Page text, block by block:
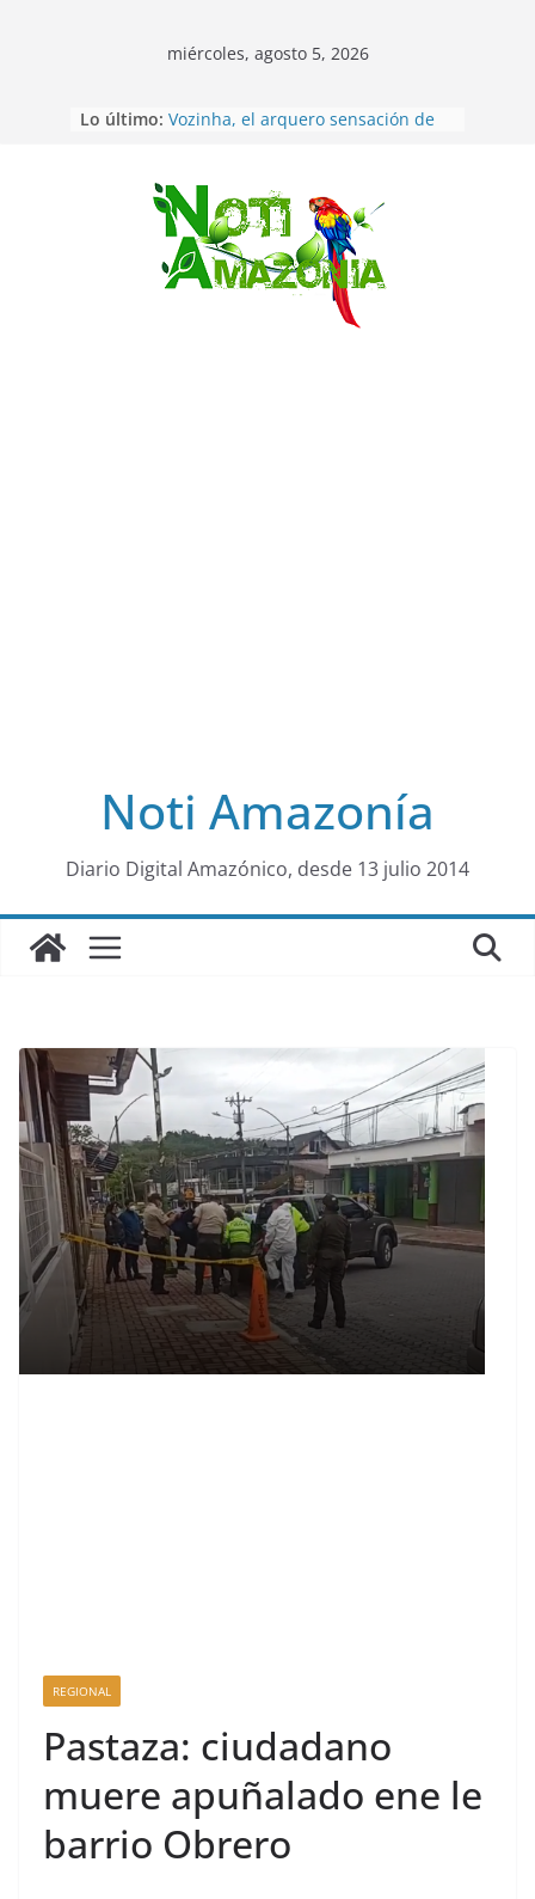
Saltar
al
miércoles, agosto 5, 2026
Lo último: Vozinha, el arquero sensación de
Pastaza: la parroquia Diez de
Agosto eligió a su nueva reina por
su aniversario
La “deuda de sueño”: una alerta
sobre los efectos de dormir mal en
la salud física y mental
Pastaza: Puyo será sede
Noti Amazonía
Diario Digital Amazónico, desde 13 julio 2014
REGIONAL
Pastaza: ciudadano
muere apuñalado ene le
barrio Obrero